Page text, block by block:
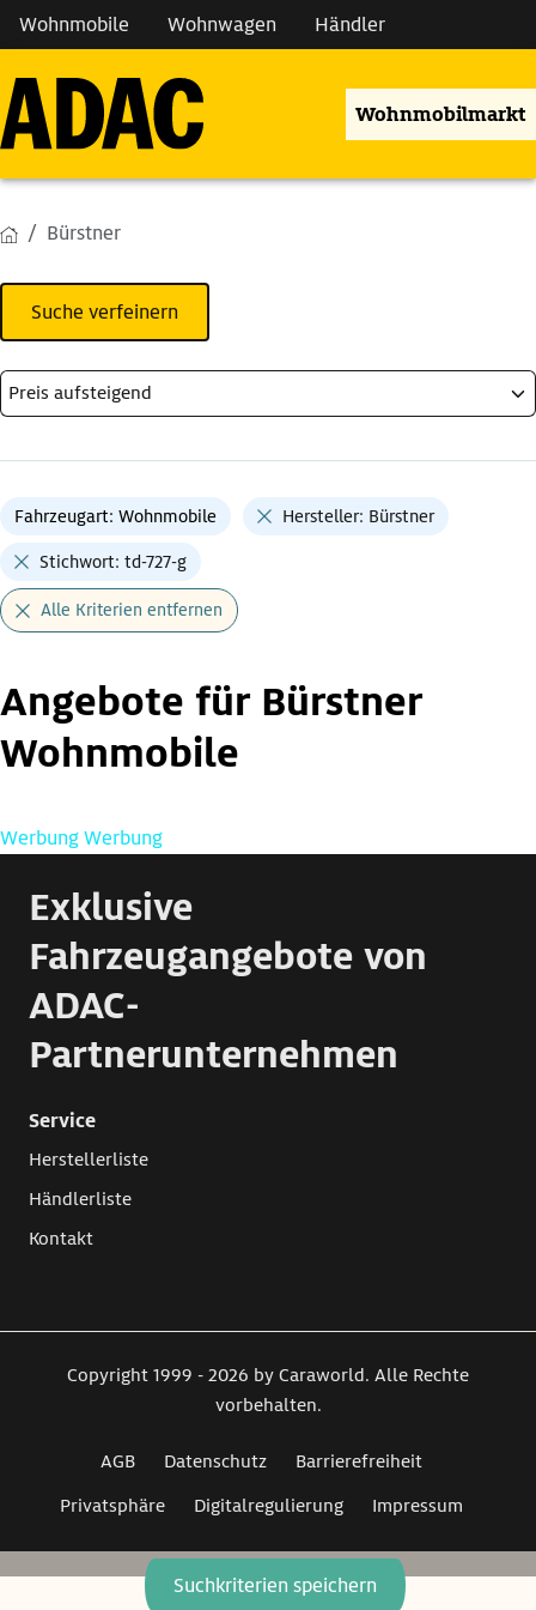
Wohnmobile Wohnwagen Händler
Wohnmobilmarkt
Bürstner
Suche verfeinern
Suchkriterien speichern
Fahrzeugart: Wohnmobile Hersteller: Bürstner
Stichwort: td-727-g
Alle Kriterien entfernen
Angebote für Bürstner
Wohnmobile
WerbungWerbung
Exklusive
Fahrzeugangebote von
ADAC-
Partnerunternehmen
Service
Herstellerliste
Händlerliste
Kontakt
Copyright 1999 - 2026 by Caraworld. Alle Rechte
vorbehalten.
AGB Datenschutz
Barrierefreiheit
Privatsphäre
Digitalregulierung Impressum